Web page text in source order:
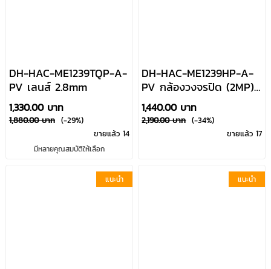
DH-HAC-ME1239TQP-A-
PV เลนส์ 2.8mm
1,330.00 บาท
1,880.00 บาท (-29%)
ขายแล้ว 14
มีหลายคุณสมบัติให้เลือก
DH-HAC-ME1239HP-A-
PV กล้องวงจรปิด (2MP)
เลนส์ 2.8 mm บิ้วอินไมค์
Dahua HDCVI FullColor
บันทึกภาพสี24ชม.
1,440.00 บาท
2,190.00 บาท (-34%)
ขายแล้ว 17
แนะนำ แนะนำ